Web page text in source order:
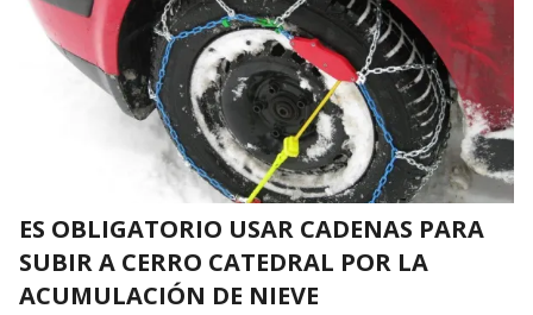
ES OBLIGATORIO USAR CADENAS PARA
SUBIR A CERRO CATEDRAL POR LA
ACUMULACIÓN DE NIEVE